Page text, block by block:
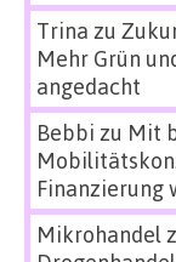
Trina zu
Mehr Grün
angedacht
Bebbi zu Mit
Finanzierung
Mikrohandel